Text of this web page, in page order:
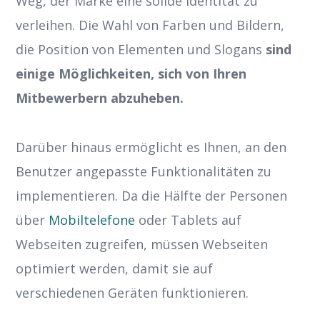
verleihen. Die Wahl von Farben und Bildern,
die Position von Elementen und Slogans sind
einige Möglichkeiten, sich von Ihren
Mitbewerbern abzuheben.
Darüber hinaus ermöglicht es Ihnen, an den
Benutzer angepasste Funktionalitäten zu
implementieren. Da die Hälfte der Personen
über Mobiltelefone oder Tablets auf
Webseiten zugreifen, müssen Webseiten
optimiert werden, damit sie auf
verschiedenen Geräten funktionieren.